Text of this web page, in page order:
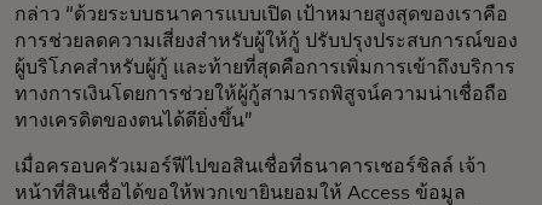
กล่าว “ด้วยระบบธนาคารแบบเปิด เป้าหมายสูงสุดของเราคือ
การช่วยลดความเสี่ยงสำหรับผู้ให้กู้ ปรับปรุงประสบการณ์ของ
ผู้บริโภคสำหรับผู้กู้ และท้ายที่สุดคือการเพิ่มการเข้าถึงบริการ
ทางการเงินโดยการช่วยให้ผู้กู้สามารถพิสูจน์ความน่าเชื่อถือ
ทางเครดิตของตนได้ดียิ่งขึ้น”
เมื่อครอบครัวเมอร์ฟีไปขอสินเชื่อที่ธนาคารเชอร์ชิลล์ เจ้า
หน้าที่สินเชื่อได้ขอให้พวกเขายินยอมให้ Access ข้อมูล